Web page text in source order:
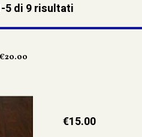
5 di 9 risultati
20.00
€15.00